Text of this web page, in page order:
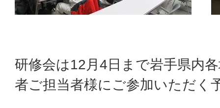
研修会は12月4日まで岩手県内
者ご担当者様にご参加いただく